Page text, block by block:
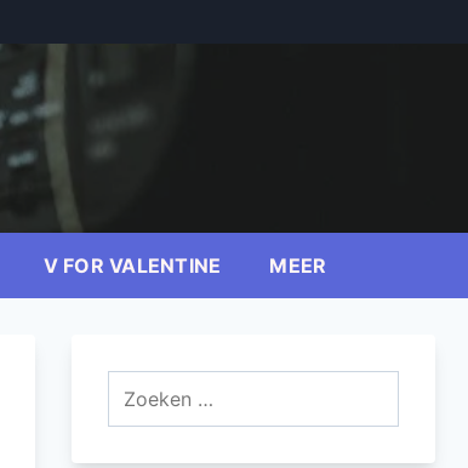
V FOR VALENTINE MEER